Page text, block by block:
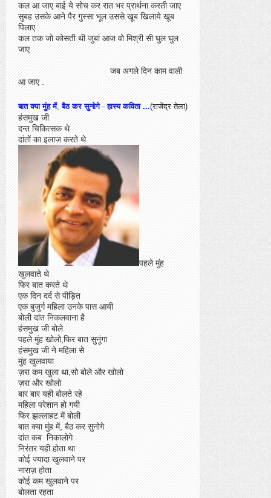
कल आ जाए बाई ये सोच कर रात भर प्रार्थना करती जाए
सुबह उसके आने पैर गुस्सा भूल उससे खूब खिलाये खूब
पिलाए
कल तक जो कोसती थी जुबां आज वो मिश्री सी घुल घुल
जाए
जब अगले दिन काम वाली
आ जाए .
बात क्या मुंह में,बैठ कर सुनोगे-हास्य कविता ...(राजेंद्र तेला)
हंसमुख जी
दन्त चिकित्सक थे
दांतों का इलाज करते थे
पहले मुंह
खुलवाते थे
फिर बात करते थे
एक दिन दर्द से पीड़ित
एक बुजुर्ग महिला उनके पास आयी
बोली दांत निकलवाना है
हंसमुख जी बोले
पहले मुंह खोलो,फिर बात सुनूंगा
हंसमुख जी ने महिला से
मुंह खुलवाया
ज़रा कम खुला था,सो बोले और खोलो
ज़रा और खोलो
बार बार यही बोलते रहे
महिला परेशान हो गयी
फिर झल्लाहट में बोली
बात क्या मुंह में, बैठ कर सुनोगे
दांत कब निकालोगे
निरंतर यही होता था
कोई ज्यादा खुलवाने पर
नाराज़ होता
कोई कम खुलवाने पर
बोलता रहता